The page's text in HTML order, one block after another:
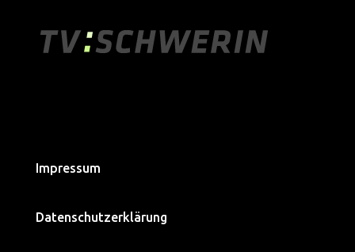
Impressum
Datenschutzerklärung